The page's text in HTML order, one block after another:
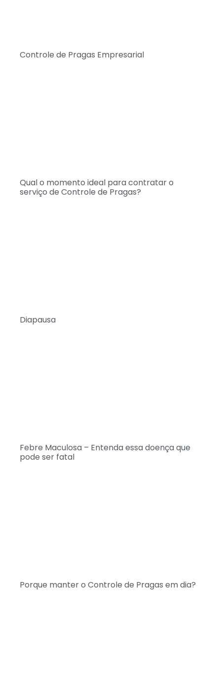
Controle de Pragas Empresarial
Qual o momento ideal para contratar o
serviço de Controle de Pragas?
Diapausa
Febre Maculosa – Entenda essa doença que
pode ser fatal
Porque manter o Controle de Pragas em dia?